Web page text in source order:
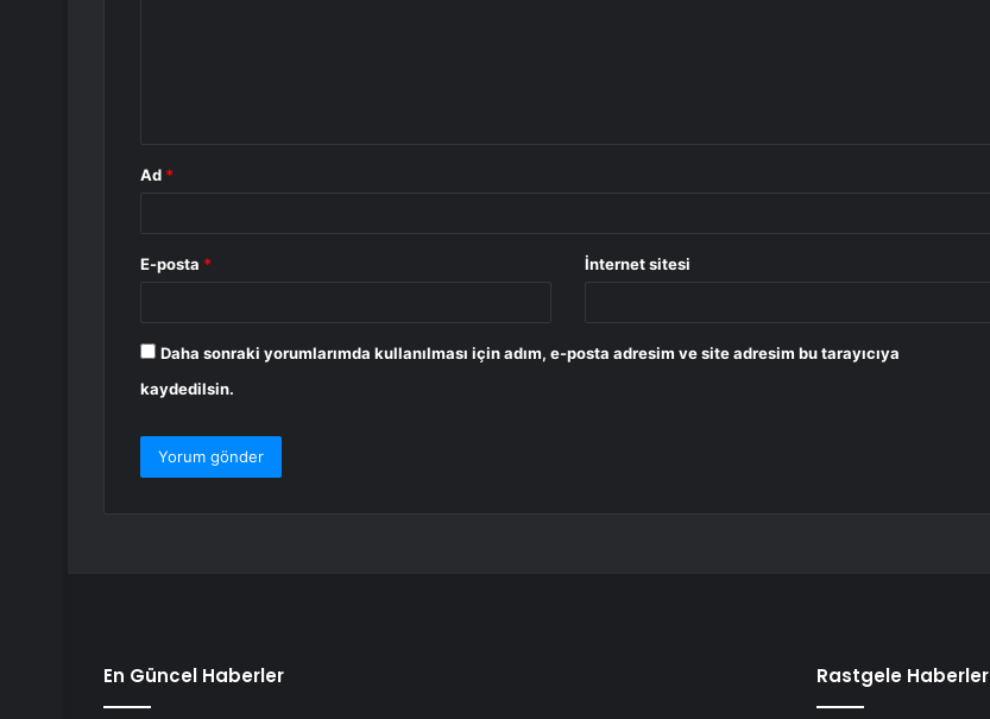
Ad *
E-posta * İnternet sitesi
Daha sonraki yorumlarımda kullanılması için adım, e-posta adresim ve site adresim bu tarayıcıya
kaydedilsin.
En Güncel Haberler Rastgele Haberler